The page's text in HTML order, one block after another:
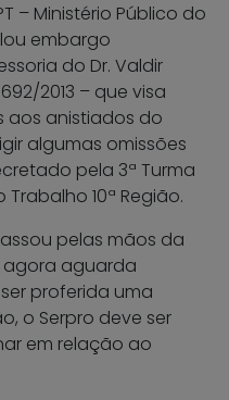
– Ministério Público do
embargo
do Dr. Valdir
2013 – que visa
aos anistiados do
algumas omissões
pela 3ª Turma
Trabalho 10ª Região.
pelas mãos da
agora aguarda
proferida uma
o Serpro deve ser
em relação ao